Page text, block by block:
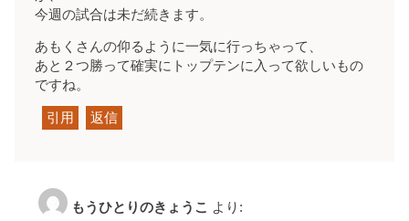
今週の試合は未だ続きます。
あもくさんの仰るように一気に行っちゃって、
あと２つ勝って確実にトップテンに入って欲しいもの
ですね。
引用 返信
もうひとりのきょうこ より: